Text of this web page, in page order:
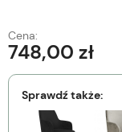
Cena:
748,00 zł
Sprawdź także: